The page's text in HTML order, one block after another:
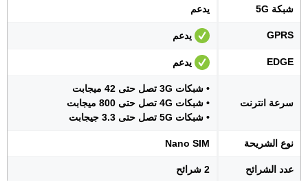
شبكة 5G يدعم
GPRS يدعم
EDGE يدعم
سرعة انترنت
• شبكات 3G تصل حتى 42 ميجابت
• شبكات 4G تصل حتى 800 ميجابت
• شبكات 5G تصل حتى 3.3 جيجابت
نوع الشريحة Nano SIM
عدد الشرائح 2 شرائح